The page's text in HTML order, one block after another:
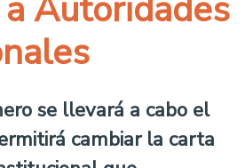
Autoridades
se llevará a cabo el
cambiar la carta